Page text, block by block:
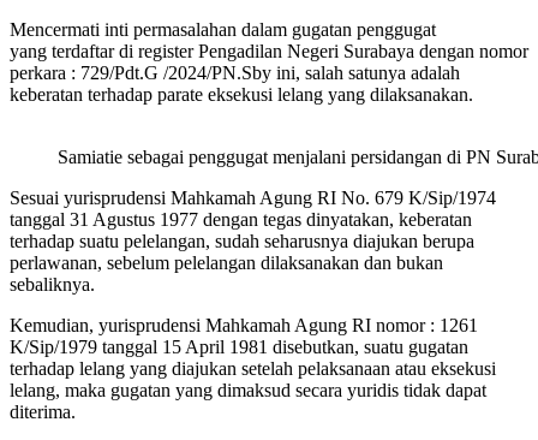
Mencermati inti permasalahan dalam gugatan penggugat
yang terdaftar di register Pengadilan Negeri Surabaya dengan nomor
perkara : 729/Pdt.G /2024/PN.Sby ini, salah satunya adalah
keberatan terhadap parate eksekusi lelang yang dilaksanakan.
Samiatie sebagai penggugat menjalani persidangan di PN
Sesuai yurisprudensi Mahkamah Agung RI No. 679 K/Sip/1974
tanggal 31 Agustus 1977 dengan tegas dinyatakan, keberatan
terhadap suatu pelelangan, sudah seharusnya diajukan berupa
perlawanan, sebelum pelelangan dilaksanakan dan bukan
sebaliknya.
Kemudian, yurisprudensi Mahkamah Agung RI nomor : 1261
K/Sip/1979 tanggal 15 April 1981 disebutkan, suatu gugatan
terhadap lelang yang diajukan setelah pelaksanaan atau eksekusi
lelang, maka gugatan yang dimaksud secara yuridis tidak dapat
diterima.